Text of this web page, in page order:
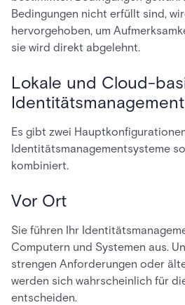
Bedingungen nicht erfüllt sind,
hervorgehoben, um
sie wird direkt abgelehnt.
Lokale und Cloud-
Es gibt zwei
Identitätsmanagementsysteme
kombiniert.
Vor Ort
Sie führen Ihr
Computern und Systemen aus.
strengen Anforderungen oder
werden sich wahrscheinlich für
entscheiden.